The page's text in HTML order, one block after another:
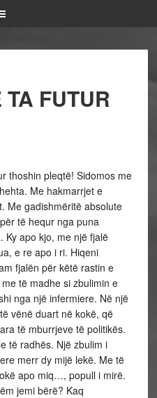
FUTUR
thoshin pleqtë! Sidomos me
Me hakmarrjet e
Me gadishmëritë absolute
të hequr nga puna
Ky apo kjo, me një fjalë
e re apo i ri. Hiqeni
fjalën për këtë rastin e
të madhe si zbulimin e
nga një infermiere. Në një
vënë duart në kokë, që
të mburrjeve të politikës.
të radhës. Një zbulim i
merr dy mijë lekë. Me të
apo miq…, popull i mirë.
jemi bërë? Kaq